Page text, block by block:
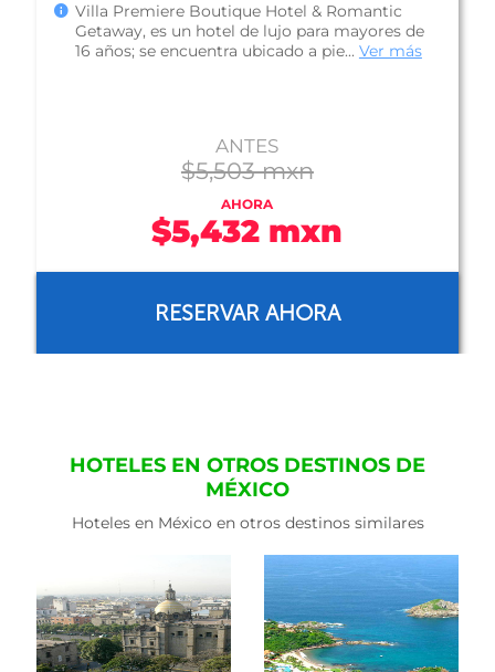
Villa del Palmar Beach Resort and Spa, es una
buena propuesta para tu estancia en la
hermosa ciudad de Puerto Vallarta; po... Ver
ANTES
$1,829 mxn
AHORA
$1,196 mxn
RESERVAR AHORA
HOTELES EN OTROS DESTINOS DE
MÉXICO
Hoteles en México en otros destinos similares